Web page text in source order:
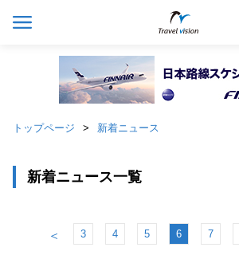
トップページ 新着ニュース
新着ニュース一覧
＜ 3 4 5 6 7